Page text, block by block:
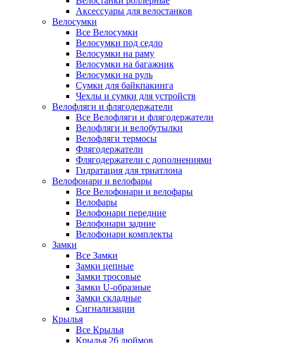
Аксессуары для велостанков
Велосумки
Все Велосумки
Велосумки под седло
Велосумки на раму
Велосумки на багажник
Велосумки на руль
Сумки для байкпакинга
Чехлы и сумки для устройств
Велофляги и флягодержатели
Все Велофляги и флягодержатели
Велофляги и велобутылки
Велофляги термосы
Флягодержатели
Флягодержатели с дополнениями
Гидратация для триатлона
Велофонари и велофары
Все Велофонари и велофары
Велофары
Велофонари передние
Велофонари задние
Велофонари комплекты
Замки
Все Замки
Замки цепные
Замки тросовые
Замки U-образные
Замки складные
Сигнализации
Крылья
Все Крылья
Крылья 26 дюймов